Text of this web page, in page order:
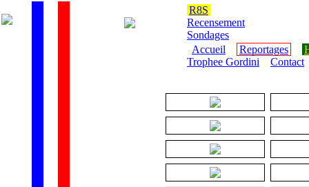
R8S
Recensement
Sondages
Accueil
Reportages
Trophee Gordini
Contact